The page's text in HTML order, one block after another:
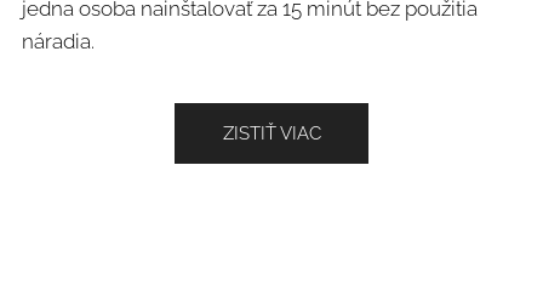
jedna osoba nainštalovať za 15 minút bez použitia
náradia.
ZISTIŤ VIAC